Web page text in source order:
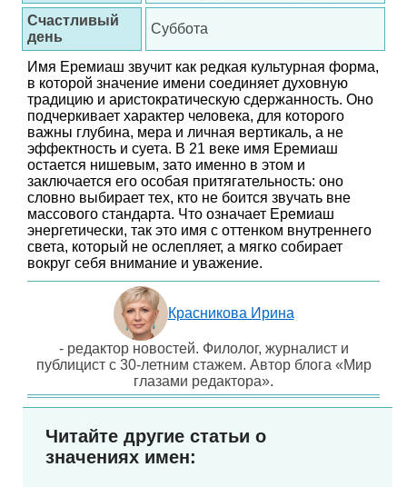
Счастливый
день
Суббота
Имя Еремиаш звучит как редкая культурная форма,
в которой значение имени соединяет духовную
традицию и аристократическую сдержанность. Оно
подчеркивает характер человека, для которого
важны глубина, мера и личная вертикаль, а не
эффектность и суета. В 21 веке имя Еремиаш
остается нишевым, зато именно в этом и
заключается его особая притягательность: оно
словно выбирает тех, кто не боится звучать вне
массового стандарта. Что означает Еремиаш
энергетически, так это имя с оттенком внутреннего
света, который не ослепляет, а мягко собирает
вокруг себя внимание и уважение.
Красникова Ирина
- редактор новостей. Филолог, журналист и
публицист с 30-летним стажем. Автор блога «Мир
глазами редактора».
Читайте другие статьи о
значениях имен: